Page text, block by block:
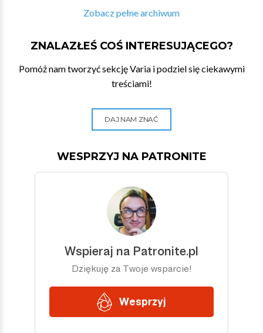
Zobacz pełne archiwum
ZNALAZŁEŚ COŚ INTERESUJĄCEGO?
Pomóż nam tworzyć sekcję Varia i podziel się ciekawymi
treściami!
DAJ NAM ZNAĆ
WESPRZYJ NA PATRONITE